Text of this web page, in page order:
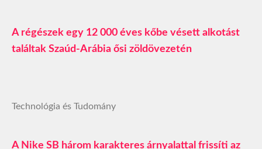
A régészek egy 12 000 éves kőbe vésett alkotást
találtak Szaúd-Arábia ősi zöldövezetén
Technológia és Tudomány
A Nike SB három karakteres árnyalattal frissíti az